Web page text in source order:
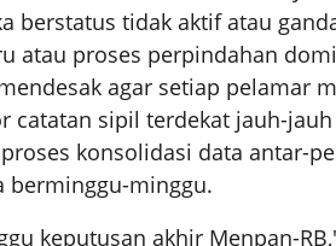
berstatus tidak aktif atau
atau proses perpindahan
agar setiap pelamar
catatan sipil terdekat jauh-
konsolidasi data antar-
berminggu-minggu.
keputusan akhir Menpan-